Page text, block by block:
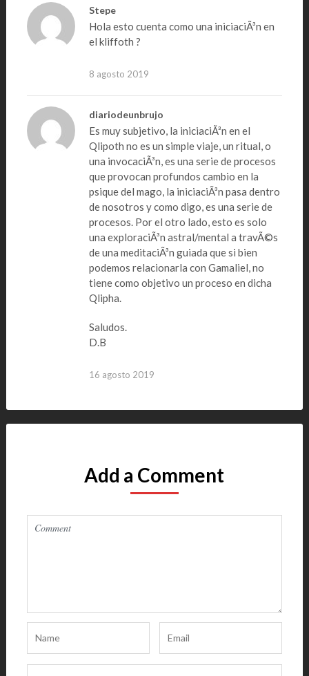
Stepe
Hola esto cuenta como una iniciaciÃ³n en
el kliffoth ?
8 agosto 2019
diariodeunbrujo
Es muy subjetivo, la iniciaciÃ³n en el
Qlipoth no es un simple viaje, un ritual, o
una invocaciÃ³n, es una serie de procesos
que provocan profundos cambio en la
psique del mago, la iniciaciÃ³n pasa dentro
de nosotros y como digo, es una serie de
procesos. Por el otro lado, esto es solo
una exploraciÃ³n astral/mental a travÃ©s
de una meditaciÃ³n guiada que si bien
podemos relacionarla con Gamaliel, no
tiene como objetivo un proceso en dicha
Qlipha.
Saludos.
D.B
16 agosto 2019
Add a Comment